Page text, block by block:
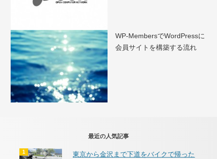
WP-MembersでWordPressに
会員サイトを構築する流れ
最近の人気記事
東京から金沢まで下道をバイクで帰った